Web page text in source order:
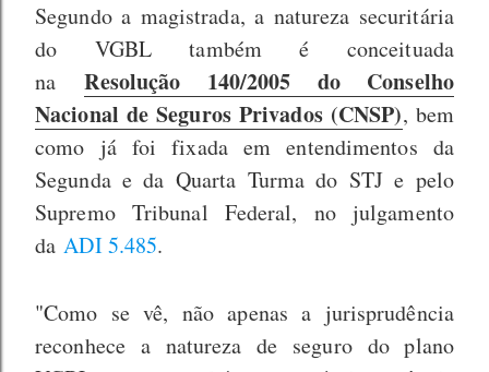
Segundo a magistrada, a natureza securitária
do VGBL também é conceituada
naResolução 140/2005 do Conselho
Nacional de Seguros Privados (CNSP), bem
como já foi fixada em entendimentos da
Segunda e da Quarta Turma do STJ e pelo
Supremo Tribunal Federal, no julgamento
daADI 5.485.
"Como se vê, não apenas a jurisprudência
reconhece a natureza de seguro do plano